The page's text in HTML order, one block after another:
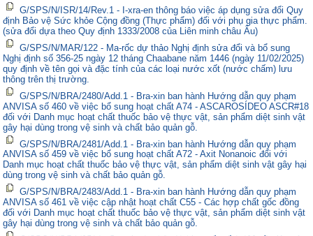
G/SPS/N/ISR/14/Rev.1 - I-xra-en thông báo việc áp dụng sửa đổi Quy
định Bảo vệ Sức khỏe Cộng đồng (Thực phẩm) đối với phụ gia thực phẩm.
(sửa đổi dựa theo Quy định 1333/2008 của Liên minh châu Âu)
G/SPS/N/MAR/122 - Ma-rốc dự thảo Nghị định sửa đổi và bổ sung
Nghị định số 356-25 ngày 12 tháng Chaabane năm 1446 (ngày 11/02/2025)
quy định về tên gọi và đặc tính của các loại nước xốt (nước chấm) lưu
thông trên thị trường.
G/SPS/N/BRA/2480/Add.1 - Bra-xin ban hành Hướng dẫn quy phạm
ANVISA số 460 về việc bổ sung hoạt chất A74 - ASCAROSÍDEO ASCR#18
đối với Danh mục hoạt chất thuốc bảo vệ thực vật, sản phẩm diệt sinh vật
gây hại dùng trong vệ sinh và chất bảo quản gỗ.
G/SPS/N/BRA/2481/Add.1 - Bra-xin ban hành Hướng dẫn quy phạm
ANVISA số 459 về việc bổ sung hoạt chất A72 - Axit Nonanoic đối với
Danh mục hoạt chất thuốc bảo vệ thực vật, sản phẩm diệt sinh vật gây hại
dùng trong vệ sinh và chất bảo quản gỗ.
G/SPS/N/BRA/2483/Add.1 - Bra-xin ban hành Hướng dẫn quy phạm
ANVISA số 461 về việc cập nhật hoạt chất C55 - Các hợp chất gốc đồng
đối với Danh mục hoạt chất thuốc bảo vệ thực vật, sản phẩm diệt sinh vật
gây hại dùng trong vệ sinh và chất bảo quản gỗ.